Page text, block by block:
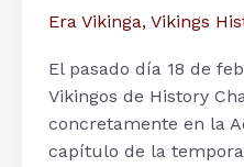
Era Vikinga, Vikings
El pasado día 18 de
Vikingos de History
concretamente en la
capítulo de la